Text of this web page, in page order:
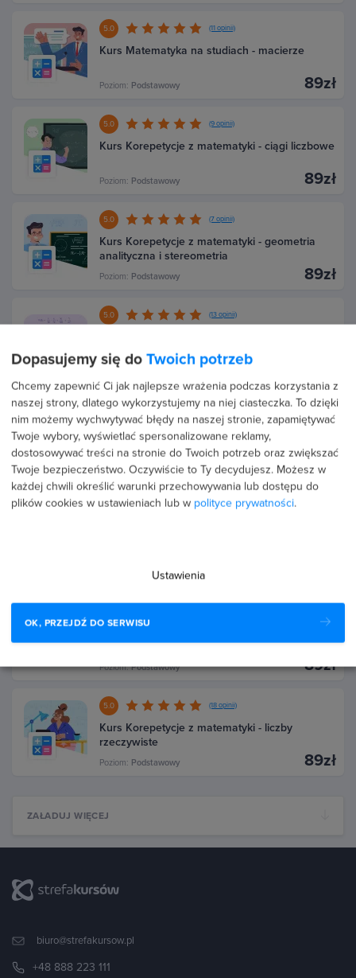
5.0 (11 opinii)
Kurs Matematyka na studiach - macierze
Poziom: Podstawowy 89zł
5.0 (9 opinii)
Kurs Korepetycje z matematyki - ciągi liczbowe
Poziom: Podstawowy 89zł
5.0 (7 opinii)
Kurs Korepetycje z matematyki - geometria
analityczna i stereometria
Poziom: Podstawowy 89zł
5.0 (13 opinii)
kombinatoryka, prawdopodobieństwo i
statystyka
Poziom: Podstawowy 89zł
5.0 (18 opinii)
Kurs Korepetycje z matematyki - funkcje
Poziom: Podstawowy 89zł
Podstawowy
nierówności
Poziom:Podstawowy 89zł
5.0 (18 opinii)
Kurs Korepetycje z matematyki - liczby
rzeczywiste
Poziom: Podstawowy 89zł
ZAŁADUJ WIĘCEJ
biuro@strefakursow.pl
+48 888 223 111
Dopasujemy się do Twoich potrzeb
Chcemy zapewnić Ci jak najlepsze wrażenia podczas korzystania z
naszej strony, dlatego wykorzystujemy na niej ciasteczka. To dzięki
nim możemy wychwytywać błędy na naszej stronie, zapamiętywać
Twoje wybory, wyświetlać spersonalizowane reklamy,
dostosowywać treści na stronie do Twoich potrzeb oraz zwiększać
Twoje bezpieczeństwo. Oczywiście to Ty decydujesz. Możesz w
każdej chwili określić warunki przechowywania lub dostępu do
plików cookies w ustawieniach lub w polityce prywatności.
Ustawienia
OK, PRZEJDŹ DO SERWISU